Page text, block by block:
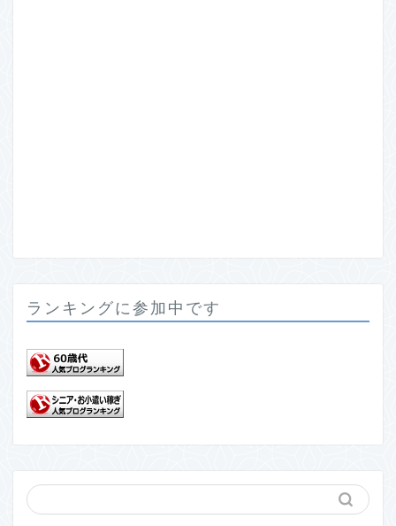
ランキングに参加中です